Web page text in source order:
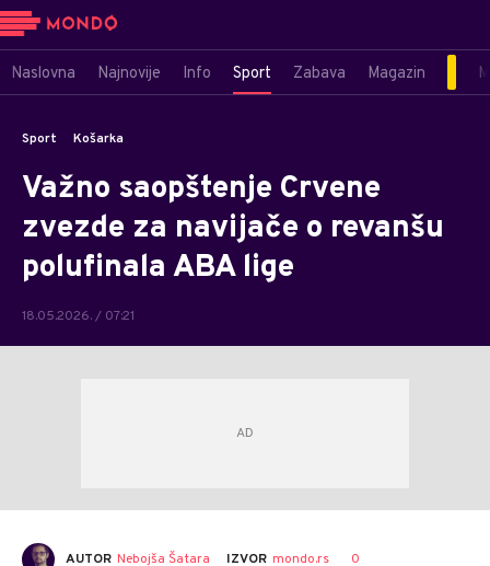
Naslovna Najnovije Info Sport Zabava Magazin
Sport Košarka
Važno saopštenje Crvene
zvezde za navijače o revanšu
polufinala ABA lige
18.05.2026. / 07:21
AUTOR Nebojša Šatara IZVOR mondo.rs 0